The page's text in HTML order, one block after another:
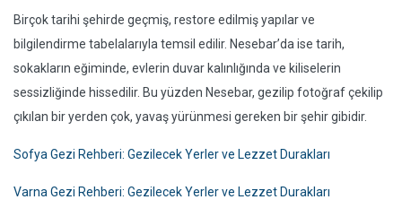
Birçok tarihi şehirde geçmiş, restore edilmiş yapılar ve
bilgilendirme tabelalarıyla temsil edilir. Nesebar’da ise tarih,
sokakların eğiminde, evlerin duvar kalınlığında ve kiliselerin
sessizliğinde hissedilir. Bu yüzden Nesebar, gezilip fotoğraf çekilip
çıkılan bir yerden çok, yavaş yürünmesi gereken bir şehir gibidir.
Sofya Gezi Rehberi: Gezilecek Yerler ve Lezzet Durakları
Varna Gezi Rehberi: Gezilecek Yerler ve Lezzet Durakları